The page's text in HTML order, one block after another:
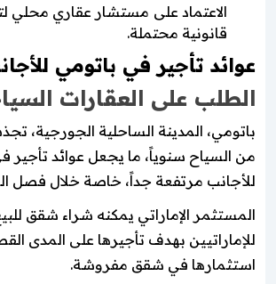
الاعتماد على مستشار عقاري محلي
قانونية محتملة.
عوائد تأجير في باتومي
الطلب على العقارات
باتومي، المدينة الساحلية الجورجية،
من السياح سنوياً، ما يجعل عوائد تأجير
للأجانب مرتفعة جداً، خاصة خلال فصل
المستثمر الإماراتي يمكنه شراء شقق
للإماراتيين بهدف تأجيرها على المدى
استثمارها في شقق مفروشة.